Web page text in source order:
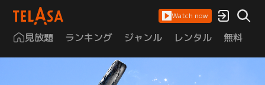
Watch now
見放題 ランキング ジャンル レンタル 無料